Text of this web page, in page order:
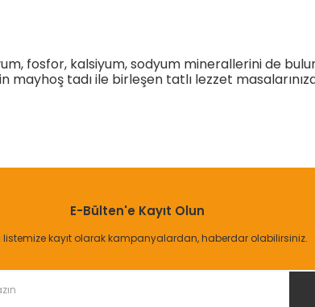
fosfor, kalsiyum, sodyum minerallerini de
mayhoş tadı ile birleşen tatlı lezzet
Yorum Yaz
E-Bülten'e Kayıt Olun
listemize kayıt olarak kampanyalardan, haberdar olabilirsiniz.